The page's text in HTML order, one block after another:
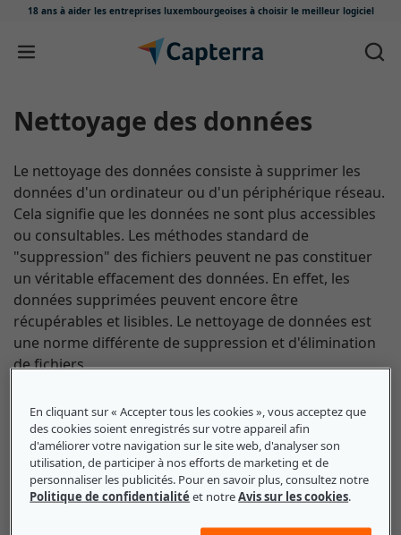
18 ans à aider les entreprises luxembourgeoises à choisir le meilleur logiciel
Passer au contenu
Nettoyage des données
Le nettoyage des données consiste à supprimer les
données d'un ordinateur ou d'un périphérique réseau.
Cela signifie que les données ne sont plus accessibles
ou consultables. Les méthodes standard de
"suppression" des fichiers peuvent ne pas constituer
un véritable effacement des données. En effet, les
données supprimées peuvent encore être
récupérables et lisibles. Le nettoyage de données est
une norme différente de suppression et d'élimination
de fichiers.
Nettoyage des données : ce que
les petites et moyennes
entreprises doivent savoir
En cliquant sur « Accepter tous les cookies », vous acceptez que
des cookies soient enregistrés sur votre appareil afin
d'améliorer votre navigation sur le site web, d'analyser son
utilisation, de participer à nos efforts de marketing et de
personnaliser les publicités. Pour en savoir plus, consultez notre
Politique de confidentialité et notreAvis sur les cookies.